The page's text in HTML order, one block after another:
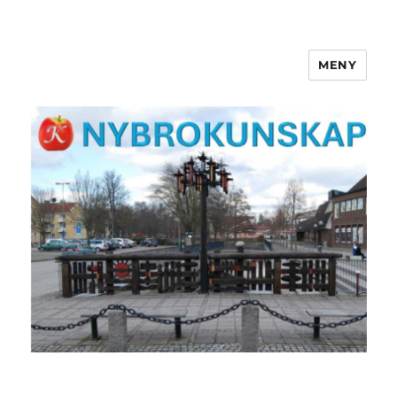
MENY